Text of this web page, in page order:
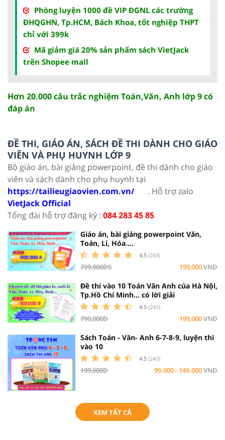
Phòng luyện 1000 đề VIP ĐGNL các trường
ĐHQGHN, Tp.HCM, Bách Khoa, tốt nghiệp THPT
chỉ với 399k
Mã giảm giá 20% sản phẩm sách VietJack
trên Shopee mall
Hơn 20.000 câu trắc nghiệm Toán,Văn, Anh lớp 9 có
đáp án
ĐỀ THI, GIÁO ÁN, SÁCH ĐỀ THI DÀNH CHO GIÁO
VIÊN VÀ PHỤ HUYNH LỚP 9
Bộ giáo án, bài giảng powerpoint, đề thi dành cho giáo
viên và sách dành cho phụ huynh tại
https://tailieugiaovien.com.vn/
. Hỗ trợ zalo
VietJack Official
Tổng đài hỗ trợ đăng ký : 084 283 45 85
Giáo án, bài giảng powerpoint Văn,
Toán, Lí, Hóa....
4.5 (243)
799,000ĐS 199,000VNĐ
Đề thi vào 10 Toán Văn Anh của Hà Nội,
Tp.Hồ Chí Minh... có lời giải
4.5 (243)
799,000Đ 199,000VNĐ
Sách Toán - Văn- Anh 6-7-8-9, luyện thi
vào 10
4.5 (243)
199,000Đ 99.000 - 149.000VNĐ
XEM TẤT CẢ